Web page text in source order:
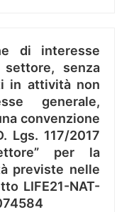
di interesse
senza
in attività non
generale,
convenzione
Lgs. 117/2017
per la
previste nelle
LIFE21-NAT-